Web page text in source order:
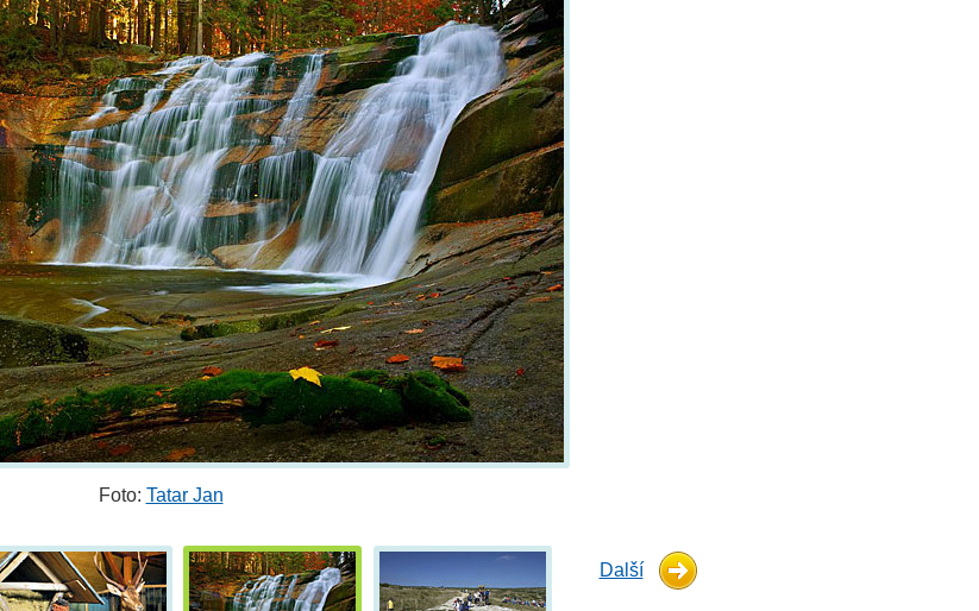
Foto: Tatar Jan
Další